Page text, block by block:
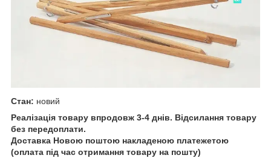
Стан: новий
Реалізація товару впродовж 3-4 днів. Відсилання товару
без передоплати.
Доставка Новою поштою накладеною платежетою
(оплата під час отримання товару на пошту)